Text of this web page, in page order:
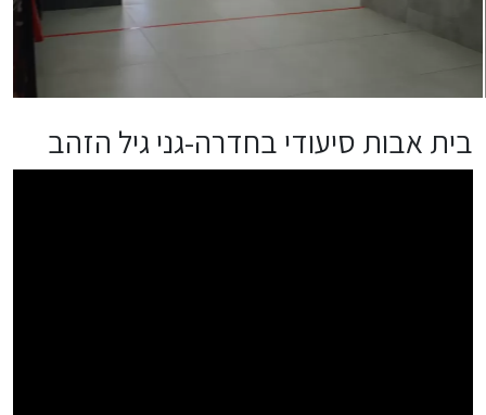
בית אבות סיעודי בחדרה-גני גיל הזהב